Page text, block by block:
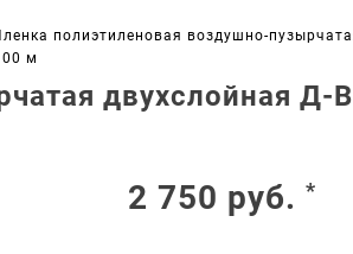
полиэтиленовая воздушно-
м
двухслойная Д-
2 750 руб. *